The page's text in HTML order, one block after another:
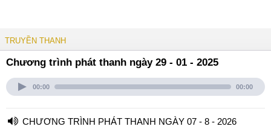
TRUYỀN THANH
Chương trình phát thanh ngày 29 - 01 - 2025
00:00 00:00
CHƯƠNG TRÌNH PHÁT THANH NGÀY 07 - 8 - 2026